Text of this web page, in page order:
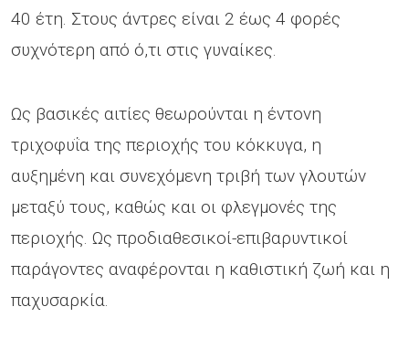
40 έτη. Στους άντρες είναι 2 έως 4 φορές
συχνότερη από ό,τι στις γυναίκες.
Ως βασικές αιτίες θεωρούνται η έντονη
τριχοφυΐα της περιοχής του κόκκυγα, η
αυξημένη και συνεχόμενη τριβή των γλουτών
μεταξύ τους, καθώς και οι φλεγμονές της
περιοχής. Ως προδιαθεσικοί-επιβαρυντικοί
παράγοντες αναφέρονται η καθιστική ζωή και η
παχυσαρκία.